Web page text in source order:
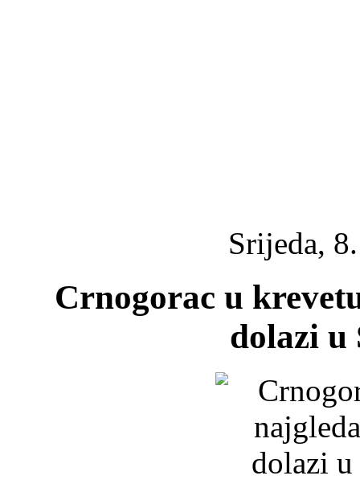
Srijeda,
Crnogorac u
dolazi